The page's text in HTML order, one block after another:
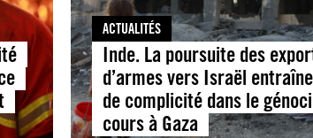
ACTUALITÉS
Inde. La poursuite des
d’armes vers Israël
de complicité dans le
cours à Gaza